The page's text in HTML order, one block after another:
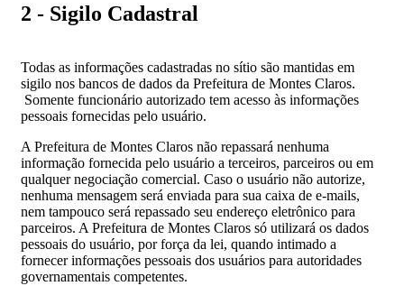
2 - Sigilo Cadastral
Todas as informações cadastradas no sítio são mantidas em
sigilo nos bancos de dados da Prefeitura de Montes Claros.
Somente funcionário autorizado tem acesso às informações
pessoais fornecidas pelo usuário.
A Prefeitura de Montes Claros não repassará nenhuma
informação fornecida pelo usuário a terceiros, parceiros ou em
qualquer negociação comercial. Caso o usuário não autorize,
nenhuma mensagem será enviada para sua caixa de e-mails,
nem tampouco será repassado seu endereço eletrônico para
parceiros. A Prefeitura de Montes Claros só utilizará os dados
pessoais do usuário, por força da lei, quando intimado a
fornecer informações pessoais dos usuários para autoridades
governamentais competentes.